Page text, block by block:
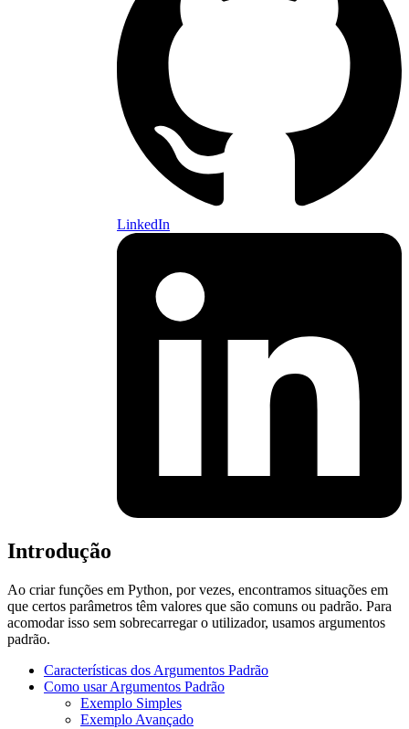
LinkedIn
Introdução
Ao criar funções em Python, por vezes, encontramos situações em
que certos parâmetros têm valores que são comuns ou padrão. Para
acomodar isso sem sobrecarregar o utilizador, usamos argumentos
padrão.
Características dos Argumentos Padrão
Como usar Argumentos Padrão
Exemplo Simples
Exemplo Avançado